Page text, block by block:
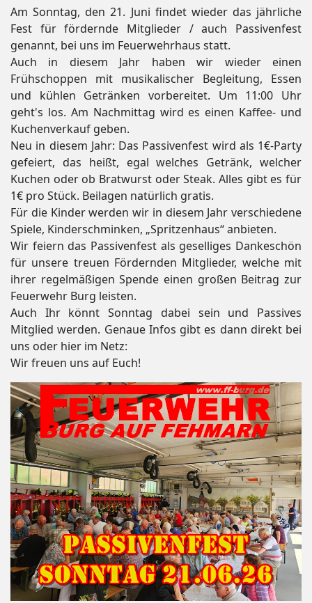
Am Sonntag, den 21. Juni findet wieder das jährliche
Fest für fördernde Mitglieder / auch Passivenfest
genannt, bei uns im Feuerwehrhaus statt.
Auch in diesem Jahr haben wir wieder einen
Frühschoppen mit musikalischer Begleitung, Essen
und kühlen Getränken vorbereitet. Um 11:00 Uhr
geht's los. Am Nachmittag wird es einen Kaffee- und
Kuchenverkauf geben.
Neu in diesem Jahr: Das Passivenfest wird als 1€-Party
gefeiert, das heißt, egal welches Getränk, welcher
Kuchen oder ob Bratwurst oder Steak. Alles gibt es für
1€ pro Stück. Beilagen natürlich gratis.
Für die Kinder werden wir in diesem Jahr verschiedene
Spiele, Kinderschminken, „Spritzenhaus“ anbieten.
Wir feiern das Passivenfest als geselliges Dankeschön
für unsere treuen Fördernden Mitglieder, welche mit
ihrer regelmäßigen Spende einen großen Beitrag zur
Feuerwehr Burg leisten.
Auch Ihr könnt Sonntag dabei sein und Passives
Mitglied werden. Genaue Infos gibt es dann direkt bei
uns oder hier im Netz:
Wir freuen uns auf Euch!